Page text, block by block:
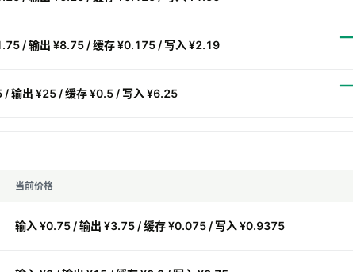
/ 输出 ¥8.75 / 缓存 ¥0.175 / 写入 ¥2.19
/ 输出 ¥25 / 缓存 ¥0.5 / 写入 ¥6.25
当前价格
输入 ¥0.75 / 输出 ¥3.75 / 缓存 ¥0.075 / 写入 ¥0.9375